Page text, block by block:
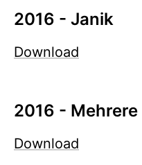
2016 - Janik
Download
2016 - Mehrere
Download